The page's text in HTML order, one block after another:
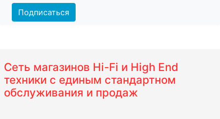
Подписаться
Сеть магазинов Hi-Fi и High End
техники с единым стандартном
обслуживания и продаж